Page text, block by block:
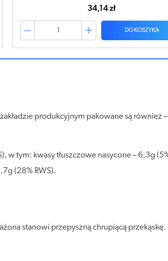
23,99 zł
DO KOSZYKA
produkcyjnym pakowane są również
w tym: kwasy tłuszczowe nasycone – 6,3g
(28% RWS).
stanowi przepyszną chrupiącą przekąskę.